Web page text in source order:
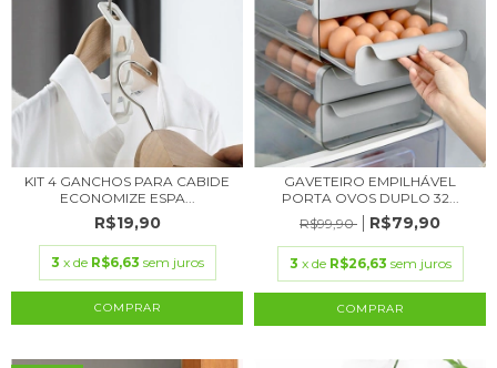
KIT 4 GANCHOS PARA CABIDE
ECONOMIZE ESPA...
R$19,90
3 x de R$6,63 sem juros
GAVETEIRO EMPILHÁVEL
PORTA OVOS DUPLO 32...
R$99,90
R$79,90
3 x de R$26,63 sem juros
COMPRAR